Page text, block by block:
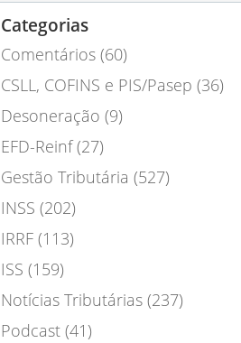
Categorias
Comentários(60)
CSLL, COFINS e PIS/Pasep (36)
Desoneração (9)
EFD-Reinf(27)
Gestão Tributária (527)
INSS (202)
IRRF(113)
ISS (159)
Notícias Tributárias(237)
Podcast(41)